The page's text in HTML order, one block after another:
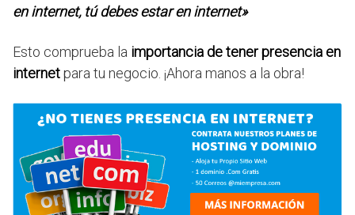
en internet, tú debes estar en internet»
Esto comprueba la importancia de tener presencia en
internetpara tu negocio. ¡Ahora manos a la obra!